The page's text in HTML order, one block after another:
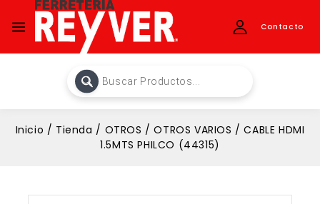
Contacto
Inicio / Tienda / OTROS / OTROS VARIOS / CABLE HDMI
1.5MTS PHILCO (44315)